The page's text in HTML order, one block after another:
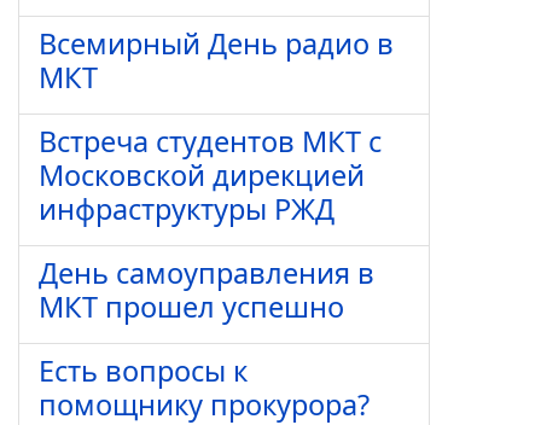
Всемирный День радио в
МКТ
Встреча студентов МКТ с
Московской дирекцией
инфраструктуры РЖД
День самоуправления в
МКТ прошел успешно
Есть вопросы к
помощнику прокурора?